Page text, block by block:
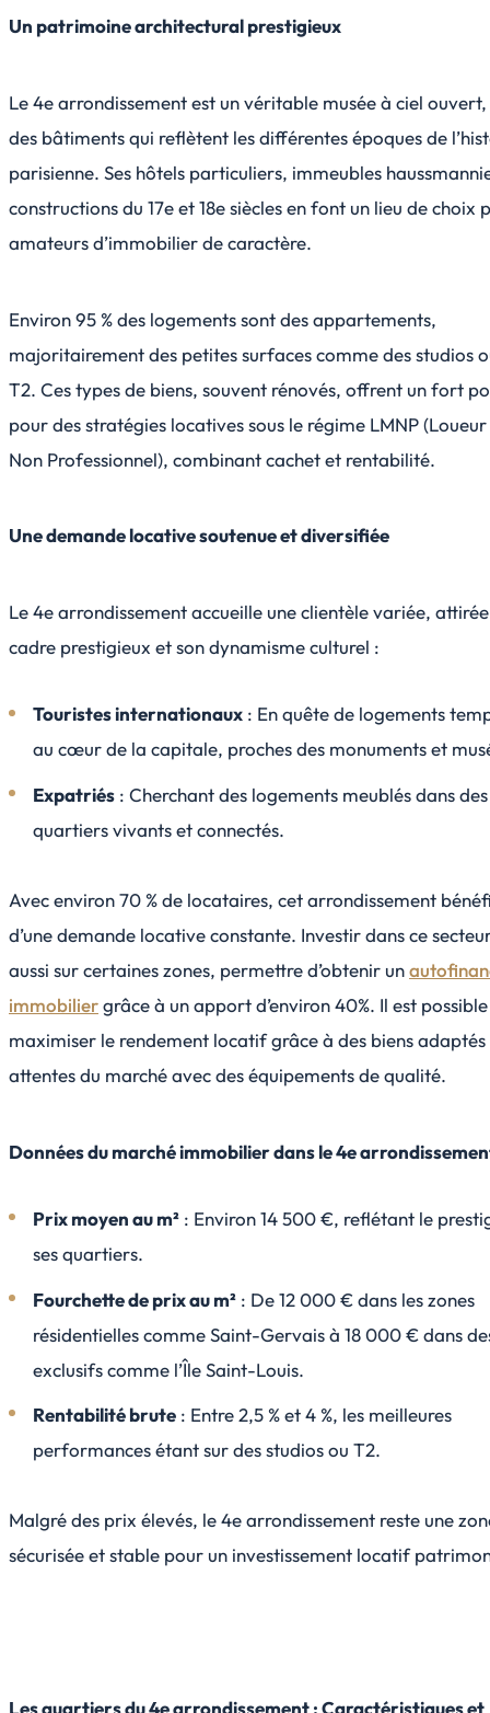
Un patrimoine architectural prestigieux
Le 4e arrondissement est un véritable musée à ciel
des bâtiments qui reflètent les différentes époques de
parisienne. Ses hôtels particuliers, immeubles
constructions du 17e et 18e siècles en font un lieu de choix
amateurs d’immobilier de caractère.
Environ 95 % des logements sont des appartements,
majoritairement des petites surfaces comme des studios
T2. Ces types de biens, souvent rénovés, offrent un fort
pour des stratégies locatives sous le régime LMNP
Non Professionnel), combinant cachet et rentabilité.
Une demande locative soutenue et diversifiée
Le 4e arrondissement accueille une clientèle variée,
cadre prestigieux et son dynamisme culturel :
Touristes internationaux : En quête de logements
au cœur de la capitale, proches des monuments et
Expatriés : Cherchant des logements meublés dans des
quartiers vivants et connectés.
Avec environ 70 % de locataires, cet arrondissement
d’une demande locative constante. Investir dans ce
aussi sur certaines zones, permettre d’obtenir un
immobiliergrâce à un apport d’environ 40%. Il est
maximiser le rendement locatif grâce à des biens adaptés
attentes du marché avec des équipements de qualité.
Données du marché immobilier dans le 4e
Prix moyen au m² : Environ 14 500 €, reflétant le
ses quartiers.
Fourchette de prix au m² : De 12 000 € dans les zones
résidentielles comme Saint-Gervais à 18 000 € dans
exclusifs comme l’Île Saint-Louis.
Rentabilité brute : Entre 2,5 % et 4 %, les meilleures
performances étant sur des studios ou T2.
Malgré des prix élevés, le 4e arrondissement reste une
sécurisée et stable pour un investissement locatif
Les quartiers du 4e arrondissement : Caractéristiques et